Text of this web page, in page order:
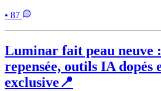
• 87
Luminar fait peau neuve
repensée, outils IA dopés
exclusive📍